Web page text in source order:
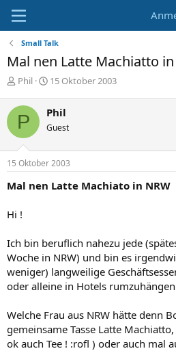
Small Talk
Mal nen Latte Machiatto in
E
s
t
e
l
l
e
Phil
E
t
e
l
t
m
15 Oktober 2003
P Phil
Guest
15 Oktober 2003
Mal nen Latte Machiato in NRW
Hi !
Ich bin beruflich nahezu jede
Woche in NRW) und bin es
weniger) langweilige
oder alleine in Hotels
Welche Frau aus NRW hätte denn
gemeinsame Tasse Latte
ok auch Tee ! :rofl ) oder auch mal